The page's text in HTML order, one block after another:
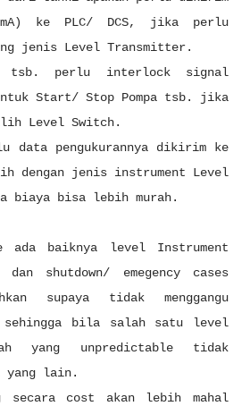
ke PLC/ DCS, jika perlu
jenis Level Transmitter.
tsb. perlu interlock signal
Start/ Stop Pompa tsb. jika
Level Switch.
pengukurannya dikirim ke
dengan jenis instrument Level
biaya bisa lebih murah.
ada baiknya level Instrument
shutdown/ emegency cases
supaya tidak menggangu
sehingga bila salah satu level
yang unpredictable tidak
yang lain.
secara cost akan lebih mahal